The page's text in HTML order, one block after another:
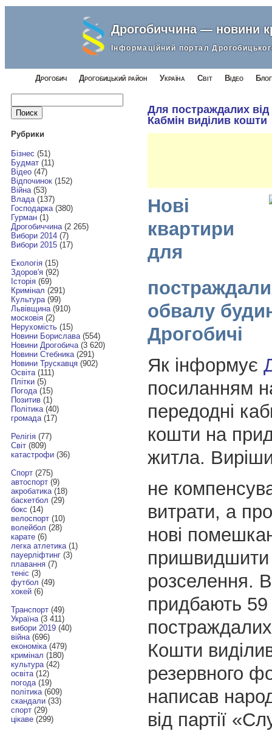
Дрогобиччина — новини
Інформаційний портал
Дрогобич Дрогобицький район Україна Світ Відео
Найти:
Рубрики
Бізнес (51)
Будмат(11)
Відео(47)
Відпочинок(152)
Війна(53)
Влада(137)
Господарка(380)
Гурман(1)
Дрогобиччина(2 265)
Вибори 2014(7)
Вибори 2015(17)
Екологія(15)
Здоров'я(92)
Історія(69)
Кримінал (291)
Культура(99)
Львівщина(910)
московія(2)
Нерухомість(15)
Новини Борислава(554)
Новини Дрогобича(3 620)
Новини Стебника(291)
Новини Трускавця(902)
Освіта(111)
Плітки(5)
Погода(15)
Позитив(1)
Політика(40)
громада(17)
Релігія(77)
Світ(809)
катастрофи(36)
Спорт(275)
автоспорт(9)
акробатика(18)
баскетбол (29)
бокс (14)
велоспорт(10)
волейбол (28)
карате(6)
легка атлетика(1)
пауерліфтинг(3)
плавання(7)
теніс (3)
футбол (49)
хокей(6)
Транспорт(49)
Україна(3 411)
вибори 2019(40)
війна(696)
економіка(479)
кримінал (180)
культура(42)
освіта(12)
погода(19)
політика(609)
скандали(33)
спорт(29)
цікаве(299)
Для постраждалих
Кабмін виділив кошти
Нові
квартири
для
обвалу
Дрогобичі
Як інформує
посиланням
передодні
кошти на
житла.
не
витрати, а
нові
пришвидшити
розселення.
придбають
Кошти
резервного
написав
від партії